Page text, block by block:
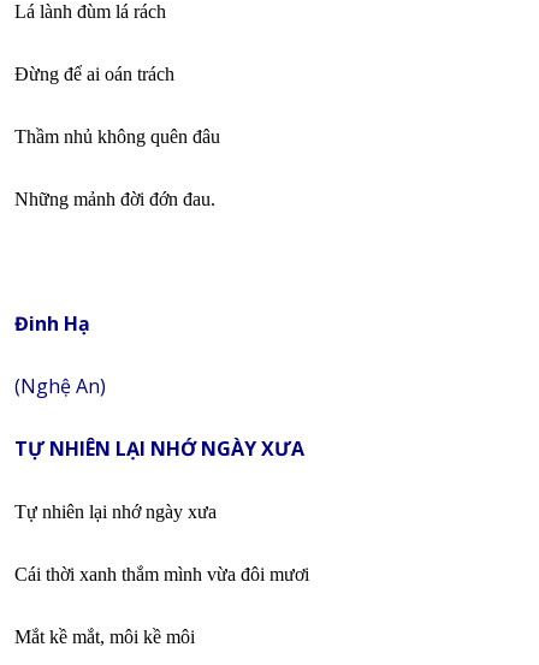
Lá lành đùm lá rách
Đừng để ai oán trách
Thầm nhủ không quên đâu
Những mảnh đời đớn đau.
Đinh Hạ
(Nghệ An)
TỰ NHIÊN LẠI NHỚ NGÀY XƯA
Tự nhiên lại nhớ ngày xưa
Cái thời xanh thắm mình vừa đôi mươi
Mắt kề mắt, môi kề môi